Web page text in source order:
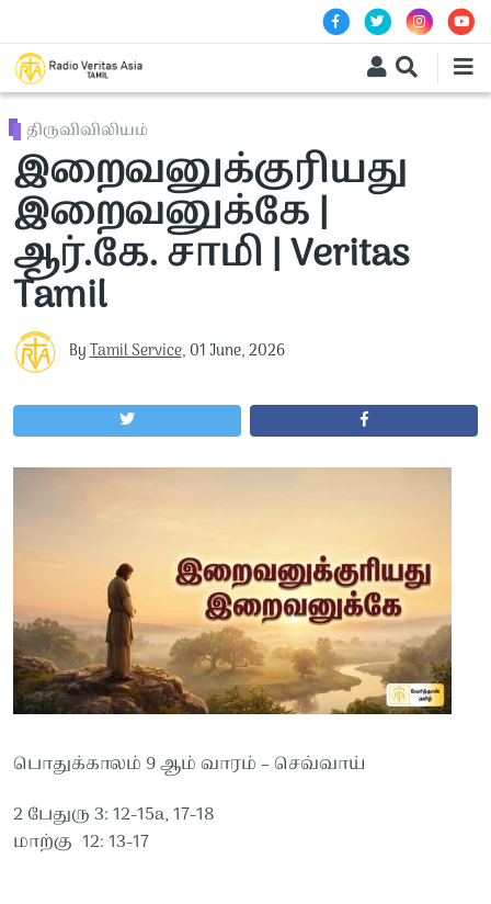
திருவிவிலியம்
இறைவனுக்குரியது
இறைவனுக்கே |
ஆர்.கே. சாமி | Veritas
Tamil
ByTamil Service, 01 June, 2026
பொதுக்காலம் 9 ஆம் வாரம் – செவ்வாய்
2 பேதுரு 3: 12-15a, 17-18
மாற்கு 12: 13-17